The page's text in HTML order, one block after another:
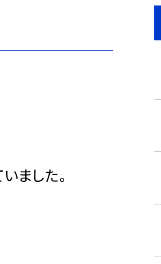
ました。